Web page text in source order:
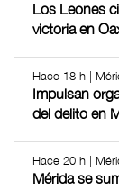
Los Leones
victoria en
Hace 18 h |
Impulsan
del delito en
Hace 20 h |
Mérida se